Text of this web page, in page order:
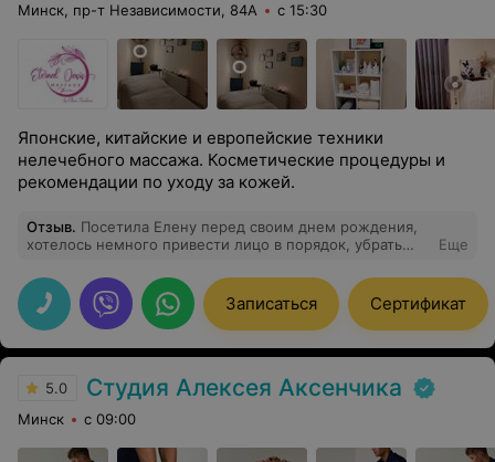
Минск, пр-т Независимости, 84А с 15:30
Японские, китайские и европейские техники
нелечебного массажа. Косметические процедуры и
рекомендации по уходу за кожей.
Отзыв. Посетила Елену перед своим днем рождения,
хотелось немного привести лицо в порядок, убрать
понравился подход, Елена аккуратный и заботливый
мастер, все было максимально комфортно. Массаж
просто замечательный, я даже успела раслабиться и
отключиться от всех мыслей. А результат меня вообще
удивил, кажется таких больших и открытых глаз я у
отдохнувшим. Осталась очень довольна, обязательно
Еще
Записаться Сертификат
5.0 Студия Алексея Аксенчика
Минск с 09:00